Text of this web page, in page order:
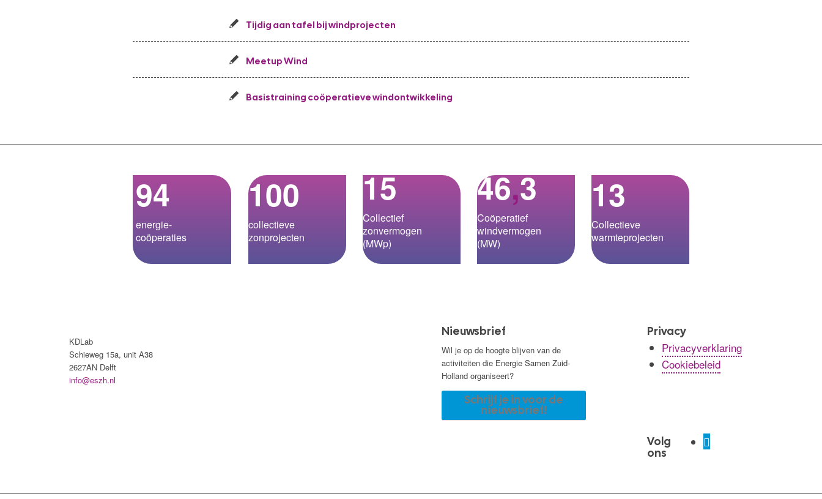
Tijdig aan tafel bij windprojecten
Meetup Wind
Basistraining coöperatieve windontwikkeling
94
energie­-
coöperaties
100
collectieve
zonprojecten
15
Collectief
zonvermogen
(MWp)
46,3
Coöperatief
windvermogen
(MW)
13
Collectieve
warmteprojecten
KDLab
Schieweg 15a, unit A38
2627AN Delft
info@eszh.nl
Nieuwsbrief
Wil je op de hoogte blijven van de
activiteiten die Energie Samen Zuid-
Holland organiseert?
Schrijf je in voor de
nieuwsbrief!
Privacy
Privacyverklaring
Cookiebeleid
Volg
ons